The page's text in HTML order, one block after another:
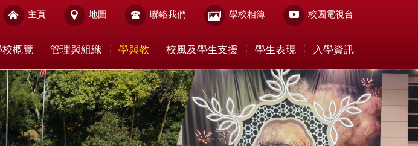
主頁 地圖 聯絡我們 學校相簿 校園電視台
概覽 管理與組織 學與教 校風及學生支援 學生表現 入學資訊